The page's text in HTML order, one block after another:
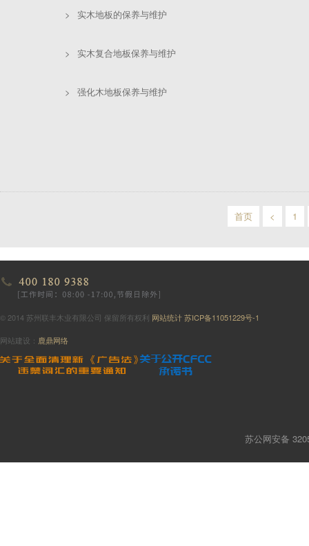
> 实木地板的保养与维护
> 实木复合地板保养与维护
> 强化木地板保养与维护
首页 < 1
© 2014 苏州联丰木业有限公司 保留所有权利 网站统计苏ICP备11051229号-1
网站建设： 鹿鼎网络
苏公网安备